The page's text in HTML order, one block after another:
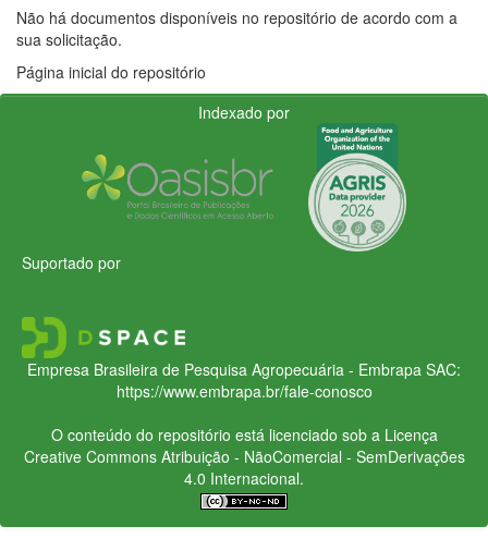
Não há documentos disponíveis no repositório de acordo com a
sua solicitação.
Página inicial do repositório
Indexado por
Suportado por
Empresa Brasileira de Pesquisa Agropecuária - Embrapa SAC:
https://www.embrapa.br/fale-conosco
O conteúdo do repositório está licenciado sob a Licença
Creative CommonsAtribuição - NãoComercial - SemDerivações
4.0 Internacional.